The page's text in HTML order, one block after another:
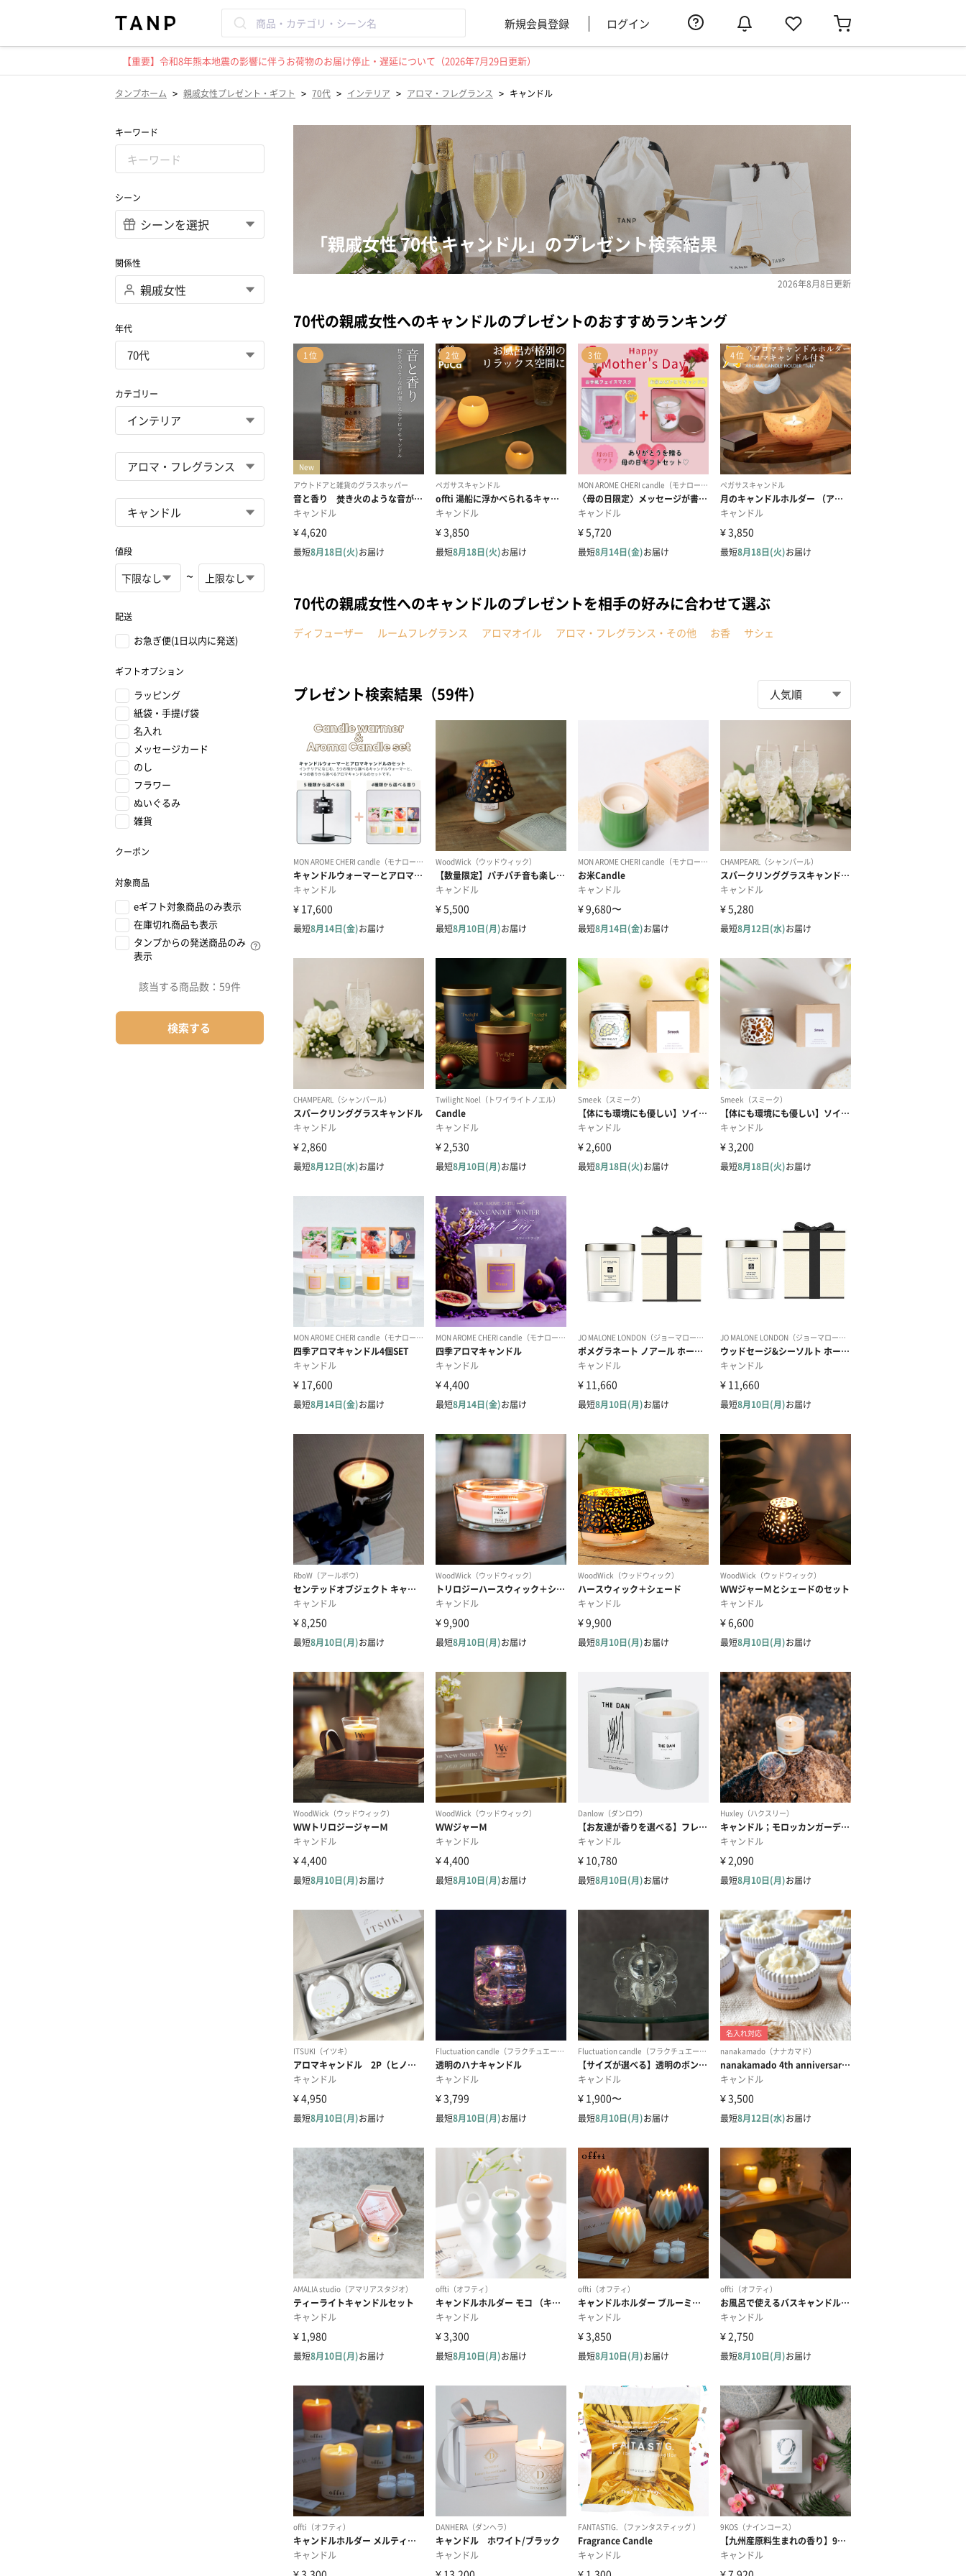
新規会員登録 ログイン
【重要】令和8年熊本地震の影響に伴うお荷物のお届け停止・遅延について（2026年7月29日更新）
タンプホーム > 親戚女性プレゼント・ギフト > 70代 > インテリア > アロマ・フレグランス > キャンドル
キーワード
シーン
関係性
年代
カテゴリー
値段
~
配送
お急ぎ便(1日以内に発送)
ギフトオプション
ラッピング
紙袋・手提げ袋
名入れ
メッセージカード
のし
フラワー
ぬいぐるみ
雑貨
クーポン
対象商品
eギフト対象商品のみ表示
在庫切れ商品も表示
タンプからの発送商品のみ
表示
該当する商品数： 59件
検索する
「親戚女性 70代 キャンドル」のプレゼント検索結果
2026年8月8日更新
70代の親戚女性へのキャンドルのプレゼントのおすすめランキング
70代の親戚女性へのキャンドルのプレゼントを相手の好みに合わせて選ぶ
ディフューザー ルームフレグランス アロマオイル アロマ・フレグランス・その他 お香 サシェ
プレゼント検索結果（59件）